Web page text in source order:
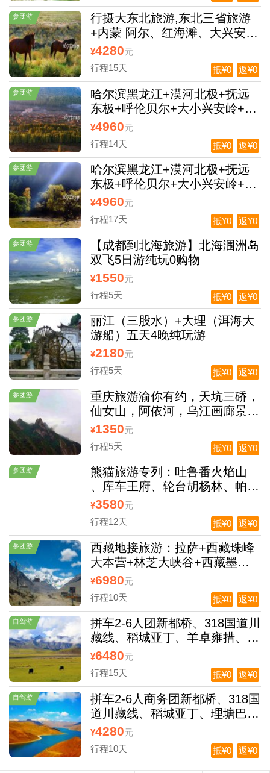
参团游
行摄大东北旅游,东北三省旅游
+内蒙 阿尔、红海滩、大兴安岭
漠河15日全景旅游，沈阳进长春
出双飞
¥4280元
行程15天
返¥0
抵¥0
参团游
哈尔滨黑龙江+漠河北极+抚远
东极+呼伦贝尔+大小兴安岭+醉
美 G331国境线+北大荒双飞14
日游
¥4960元
行程14天
返¥0
抵¥0
参团游
哈尔滨黑龙江+漠河北极+抚远
东极+呼伦贝尔+大小兴安岭+醉
美 G331国境线+北大荒双卧17
日游
¥4960元
行程17天
返¥0
抵¥0
参团游
【成都到北海旅游】北海涠洲岛
双飞5日游纯玩0购物
¥1550元
行程5天
返¥0
抵¥0
参团游
丽江（三股水）+大理（洱海大
游船）五天4晚纯玩游
¥2180元
行程5天
返¥0
抵¥0
参团游
重庆旅游渝你有约，天坑三硚，
仙女山，阿依河，乌江画廊景
区，重庆市区洪崖洞纯玩五日游
¥1350元
行程5天
返¥0
抵¥0
参团游
熊猫旅游专列：吐鲁番火焰山
、库车王府、轮台胡杨林、帕米
尔高原、喀什古城/哈密伊吾胡
杨林空调专列12日游
¥3580元
行程12天
返¥0
抵¥0
参团游
西藏地接旅游：拉萨+西藏珠峰
大本营+林芝大峡谷+西藏墨脱
纯玩10日游
¥6980元
行程10天
返¥0
抵¥0
自驾游
拼车2-6人团新都桥、318国道川
藏线、稻城亚丁、羊卓雍措、可
可西里、茶卡盐湖、青海湖纯玩
15日游
¥6480元
行程15天
返¥0
抵¥0
自驾游
拼车2-6人商务团新都桥、318国
道川藏线、稻城亚丁、理塘巴
塘、芒康八宿、波密林芝、拉萨
纯玩10日游
¥4280元
行程10天
返¥0
抵¥0